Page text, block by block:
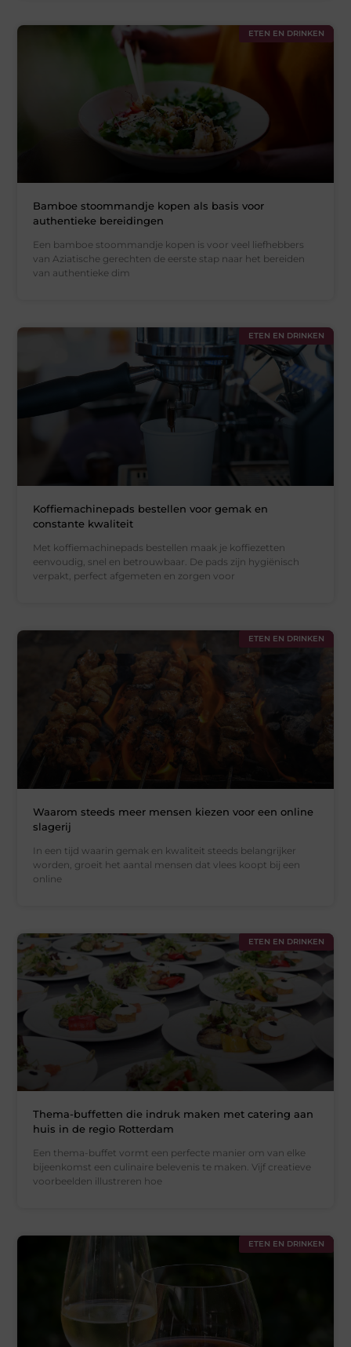
ETEN EN DRINKEN
Bamboe stoommandje kopen als basis voor
authentieke bereidingen
Een bamboe stoommandje kopen is voor veel liefhebbers
van Aziatische gerechten de eerste stap naar het bereiden
van authentieke dim
ETEN EN DRINKEN
Koffiemachinepads bestellen voor gemak en
constante kwaliteit
Met koffiemachinepads bestellen maak je koffiezetten
eenvoudig, snel en betrouwbaar. De pads zijn hygiënisch
verpakt, perfect afgemeten en zorgen voor
ETEN EN DRINKEN
Waarom steeds meer mensen kiezen voor een online
slagerij
In een tijd waarin gemak en kwaliteit steeds belangrijker
worden, groeit het aantal mensen dat vlees koopt bij een
online
ETEN EN DRINKEN
Thema-buffetten die indruk maken met catering aan
huis in de regio Rotterdam
Een thema-buffet vormt een perfecte manier om van elke
bijeenkomst een culinaire belevenis te maken. Vijf creatieve
voorbeelden illustreren hoe
ETEN EN DRINKEN